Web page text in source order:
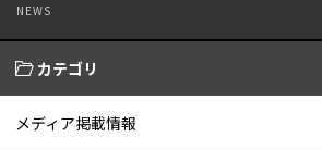
NEWS
カテゴリ
メディア掲載情報